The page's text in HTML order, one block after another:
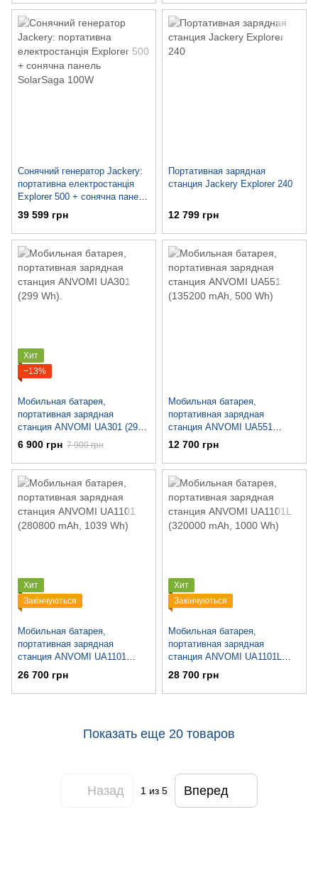
Сонячний генератор Jackery:
портативна електростанція
Explorer 500 + сонячна панель
SolarSaga 100W
39 599 грн
Портативная зарядная
станция Jackery Explorer 240
12 799 грн
Хит
−13%
Мобильная батарея,
портативная зарядная
станция ANVOMI UA301 (299
Wh).
6 900 грн 7 900 грн
Мобильная батарея,
портативная зарядная
станция ANVOMI UA551
(135200 mAh, 500 Wh)
12 700 грн
Хит
Закінчуються
Мобильная батарея,
портативная зарядная
станция ANVOMI UA1101
(280800 mAh, 1039 Wh)
26 700 грн
Хит
Закінчуються
Мобильная батарея,
портативная зарядная
станция ANVOMI UA1101L
(320000 mAh, 1000 Wh)
28 700 грн
Показать еще 20 товаров
Назад 1 из 5 Вперед